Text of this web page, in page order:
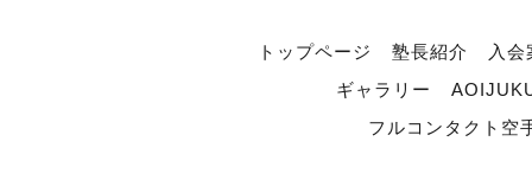
トップページ 塾長紹介
入
ギャラリー
フルコンタクト空